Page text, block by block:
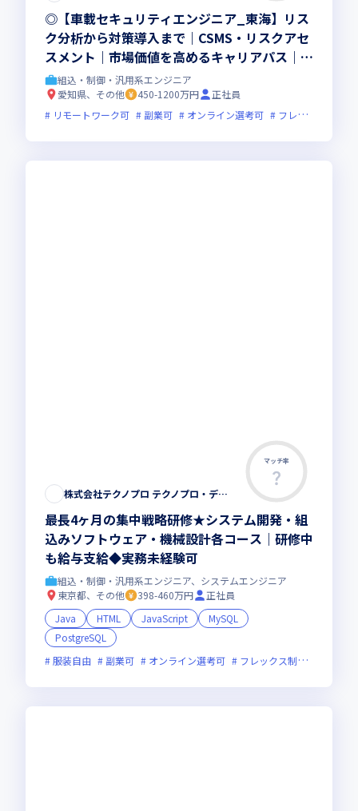
◎【車載セキュリティエンジニア_東海】リス
ク分析から対策導入まで｜CSMS・リスクアセ
スメント｜市場価値を高めるキャリアパス｜東
証プライム上場G
組込・制御・汎用系エンジニア
愛知県、その他
450-1200万円
正社員
リモートワーク可
副業可 オンライン選考可 フレックス制度あり
マッチ率
株式会社テクノプロ テクノプロ・デザイン社
最長4ヶ月の集中戦略研修★システム開発・組
込みソフトウェア・機械設計各コース｜研修中
も給与支給◆実務未経験可
組込・制御・汎用系エンジニア、システムエンジニア
東京都、その他
398-460万円
正社員
Java
HTML JavaScript
MySQL
PostgreSQL
服装自由
副業可 オンライン選考可 フレックス制度あり